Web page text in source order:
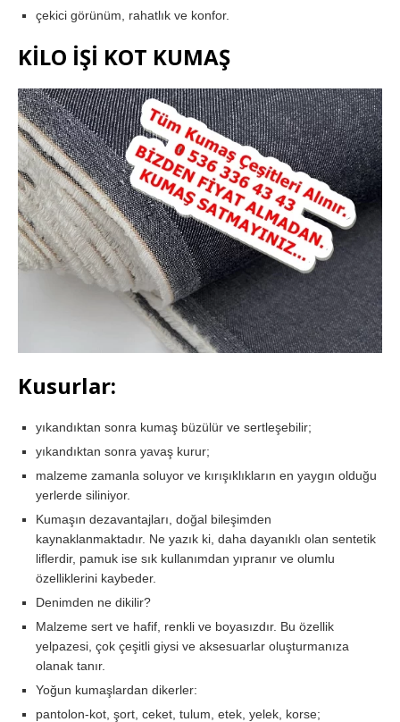
çekici görünüm, rahatlık ve konfor.
KİLO İŞİ KOT KUMAŞ
Kusurlar:
yıkandıktan sonra kumaş büzülür ve sertleşebilir;
yıkandıktan sonra yavaş kurur;
malzeme zamanla soluyor ve kırışıklıkların en yaygın olduğu
yerlerde siliniyor.
Kumaşın dezavantajları, doğal bileşimden
kaynaklanmaktadır. Ne yazık ki, daha dayanıklı olan sentetik
liflerdir, pamuk ise sık kullanımdan yıpranır ve olumlu
özelliklerini kaybeder.
Denimden ne dikilir?
Malzeme sert ve hafif, renkli ve boyasızdır. Bu özellik
yelpazesi, çok çeşitli giysi ve aksesuarlar oluşturmanıza
olanak tanır.
Yoğun kumaşlardan dikerler:
pantolon-kot, şort, ceket, tulum, etek, yelek, korse;